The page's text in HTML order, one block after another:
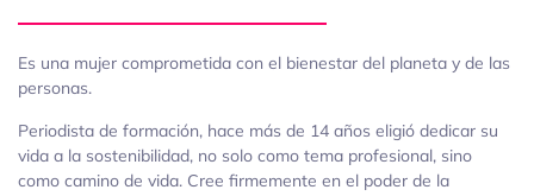
Es una mujer comprometida con el bienestar del planeta y de las
personas.
Periodista de formación, hace más de 14 años eligió dedicar su
vida a la sostenibilidad, no solo como tema profesional, sino
como camino de vida. Cree firmemente en el poder de la